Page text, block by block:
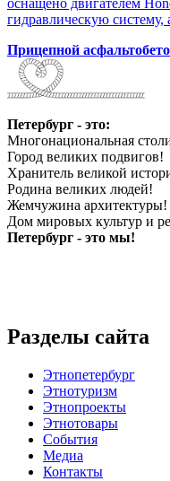
оснащено двигателем
гидравлическую систему,
Прицепной
Петербург - это:
Многонациональная
Город великих подвигов!
Хранитель великой
Родина великих людей!
Жемчужина архитектуры!
Дом мировых культур и
Петербург - это мы!
Разделы сайта
Этнопетербург
Этнотуризм
Этнопроекты
Этнотовары
События
Медиа
Контакты